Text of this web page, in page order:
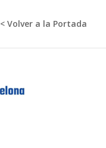
< Volver a la Portada